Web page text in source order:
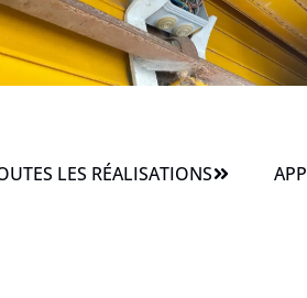
LES RÉALISATIONS